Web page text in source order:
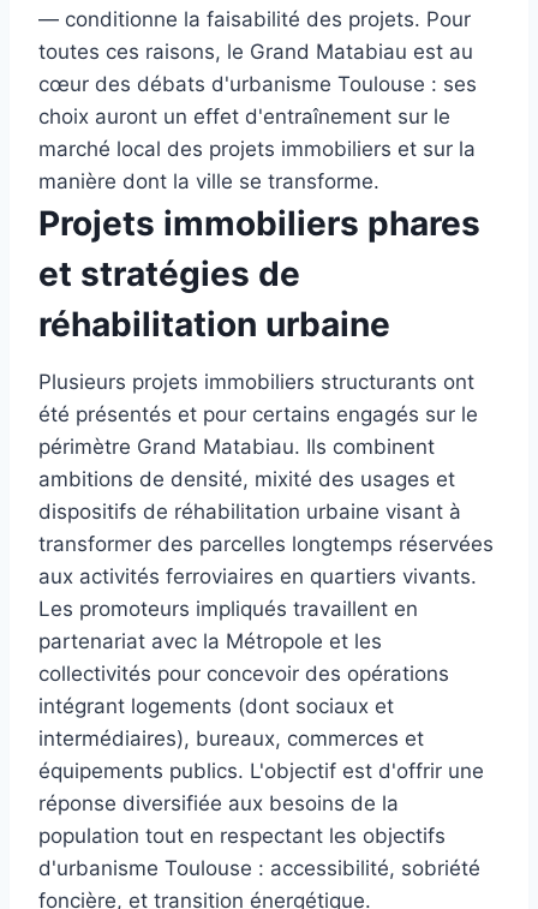
— conditionne la faisabilité des projets. Pour
toutes ces raisons, le Grand Matabiau est au
cœur des débats d'urbanisme Toulouse : ses
choix auront un effet d'entraînement sur le
marché local des projets immobiliers et sur la
manière dont la ville se transforme.
Projets immobiliers phares
et stratégies de
réhabilitation urbaine
Plusieurs projets immobiliers structurants ont
été présentés et pour certains engagés sur le
périmètre Grand Matabiau. Ils combinent
ambitions de densité, mixité des usages et
dispositifs de réhabilitation urbaine visant à
transformer des parcelles longtemps réservées
aux activités ferroviaires en quartiers vivants.
Les promoteurs impliqués travaillent en
partenariat avec la Métropole et les
collectivités pour concevoir des opérations
intégrant logements (dont sociaux et
intermédiaires), bureaux, commerces et
équipements publics. L'objectif est d'offrir une
réponse diversifiée aux besoins de la
population tout en respectant les objectifs
d'urbanisme Toulouse : accessibilité, sobriété
foncière, et transition énergétique.